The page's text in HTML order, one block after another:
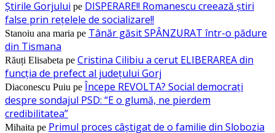
Știrile Gorjului pe DISPERARE!! Romanescu creează știri
false prin rețelele de socializare!!
Stanoiu ana maria pe Tânăr găsit SPÂNZURAT într-o pădure
din Tismana
Răuți Elisabeta pe Cristina Cilibiu a cerut ELIBERAREA din
funcția de prefect al județului Gorj
Diaconescu Puiu pe Începe REVOLTA? Social democrați
despre sondajul PSD: “E o glumă, ne pierdem
credibilitatea”
Mihaita pe Primul proces câștigat de o familie din Slobozia